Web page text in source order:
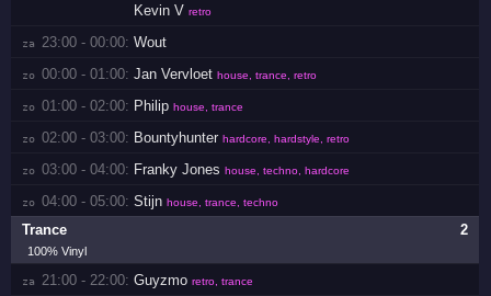
Kevin V retro
za 23:00 - 00:00: Wout
zo 00:00 - 01:00: Jan Vervloet house, trance, retro
zo 01:00 - 02:00: Philip house, trance
zo 02:00 - 03:00: Bountyhunter hardcore, hardstyle, retro
zo 03:00 - 04:00: Franky Jones house, techno, hardcore
zo 04:00 - 05:00: Stijn house, trance, techno
2
Trance
100% Vinyl
za 21:00 - 22:00: Guyzmo retro, trance